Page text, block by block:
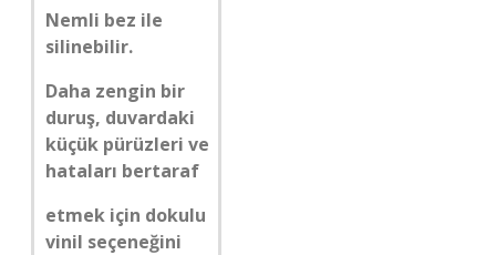
Nemli bez ile
silinebilir.
Daha zengin bir
duruş, duvardaki
küçük pürüzleri ve
hataları bertaraf
etmek için dokulu
vinil seçeneğini